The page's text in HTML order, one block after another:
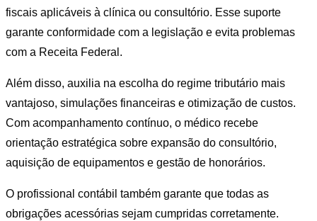
fiscais aplicáveis à clínica ou consultório. Esse suporte
garante conformidade com a legislação e evita problemas
com a Receita Federal.
Além disso, auxilia na escolha do regime tributário mais
vantajoso, simulações financeiras e otimização de custos.
Com acompanhamento contínuo, o médico recebe
orientação estratégica sobre expansão do consultório,
aquisição de equipamentos e gestão de honorários.
O profissional contábil também garante que todas as
obrigações acessórias sejam cumpridas corretamente.